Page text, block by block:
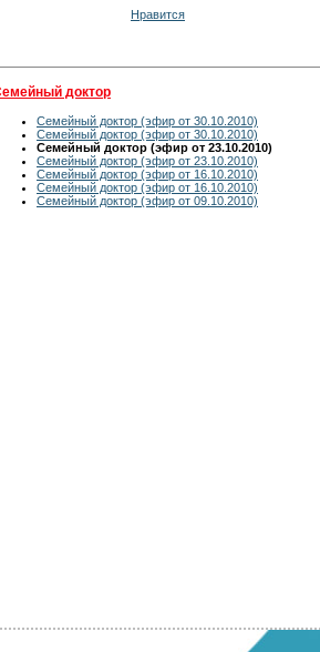
Нравится
доктор
Семейный доктор (эфир от 30.10.2010)
Семейный доктор (эфир от 30.10.2010)
Семейный доктор (эфир от 23.10.2010)
Семейный доктор (эфир от 23.10.2010)
Семейный доктор (эфир от 16.10.2010)
Семейный доктор (эфир от 16.10.2010)
Семейный доктор (эфир от 09.10.2010)